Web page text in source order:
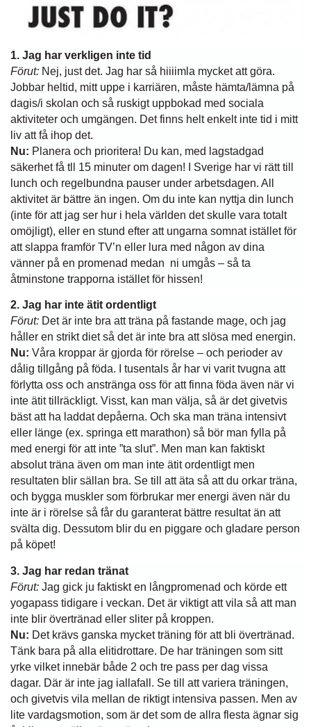
1. Jag har verkligen inte tid
Förut: Nej, just det. Jag har så hiiiimla mycket att göra.
Jobbar heltid, mitt uppe i karriären, måste hämta/lämna på
dagis/i skolan och så ruskigt uppbokad med sociala
aktiviteter och umgängen. Det finns helt enkelt inte tid i mitt
liv att få ihop det.
Nu: Planera och prioritera! Du kan, med lagstadgad
säkerhet få tll 15 minuter om dagen! I Sverige har vi rätt till
lunch och regelbundna pauser under arbetsdagen. All
aktivitet är bättre än ingen. Om du inte kan nyttja din lunch
(inte för att jag ser hur i hela världen det skulle vara totalt
omöjligt), eller en stund efter att ungarna somnat istället för
att slappa framför TV’n eller lura med någon av dina
vänner på en promenad medan ni umgås – så ta
åtminstone trapporna istället för hissen!
2. Jag har inte ätit ordentligt
Förut: Det är inte bra att träna på fastande mage, och jag
håller en strikt diet så det är inte bra att slösa med energin.
Nu: Våra kroppar är gjorda för rörelse – och perioder av
dålig tillgång på föda. I tusentals år har vi varit tvugna att
förlytta oss och anstränga oss för att finna föda även när vi
inte ätit tillräckligt. Visst, kan man välja, så är det givetvis
bäst att ha laddat depåerna. Och ska man träna intensivt
eller länge (ex. springa ett marathon) så bör man fylla på
med energi för att inte ”ta slut”. Men man kan faktiskt
absolut träna även om man inte ätit ordentligt men
resultaten blir sällan bra. Se till att äta så att du orkar träna,
och bygga muskler som förbrukar mer energi även när du
inte är i rörelse så får du garanterat bättre resultat än att
svälta dig. Dessutom blir du en piggare och gladare person
på köpet!
3. Jag har redan tränat
Förut: Jag gick ju faktiskt en långpromenad och körde ett
yogapass tidigare i veckan. Det är viktigt att vila så att man
inte blir övertränad eller sliter på kroppen.
Nu: Det krävs ganska mycket träning för att bli övertränad.
Tänk bara på alla elitidrottare. De har träningen som sitt
yrke vilket innebär både 2 och tre pass per dag vissa
dagar. Där är inte jag iallafall. Se till att variera träningen,
och givetvis vila mellan de riktigt intensiva passen. Men av
lite vardagsmotion, som är det som de allra flesta ägnar sig